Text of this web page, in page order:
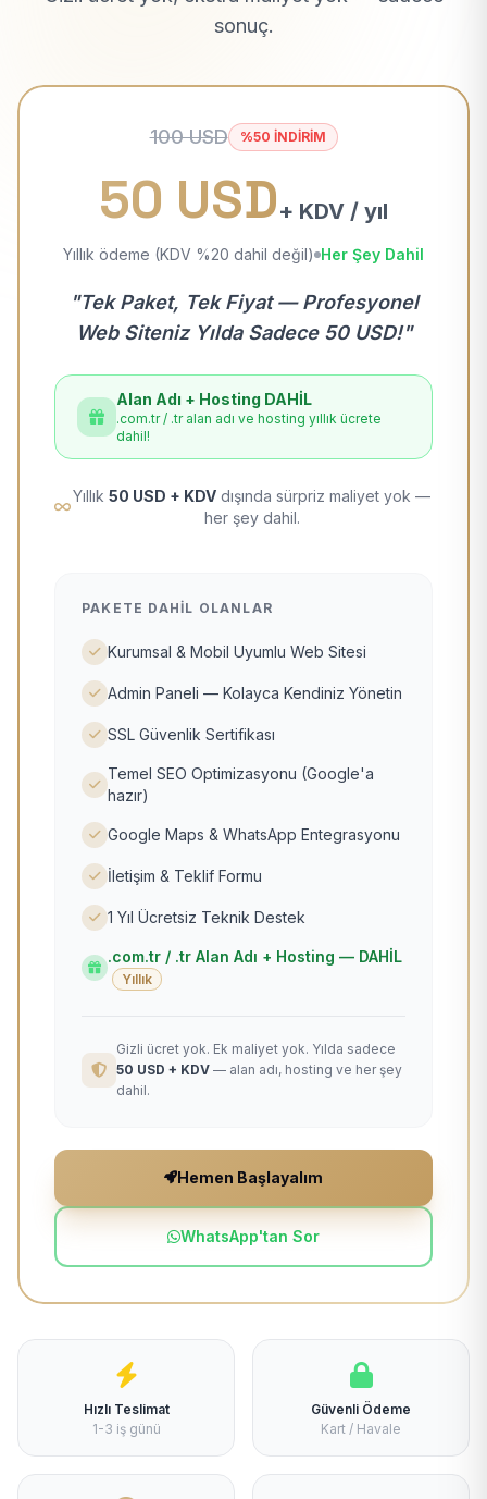
sonuç.
100 USD %50 İNDİRİM
50 USD+ KDV / yıl
Yıllık ödeme (KDV %20 dahil değil) Her Şey Dahil
"Tek Paket, Tek Fiyat — Profesyonel
Web Siteniz Yılda Sadece 50 USD!"
Alan Adı + Hosting DAHİL
.com.tr / .tr alan adı ve hosting yıllık ücrete
dahil!
Yıllık 50 USD + KDV dışında sürpriz maliyet yok —
her şey dahil.
PAKETE DAHIL OLANLAR
Kurumsal & Mobil Uyumlu Web Sitesi
Admin Paneli — Kolayca Kendiniz Yönetin
SSL Güvenlik Sertifikası
Temel SEO Optimizasyonu (Google'a
hazır)
Google Maps & WhatsApp Entegrasyonu
İletişim & Teklif Formu
1 Yıl Ücretsiz Teknik Destek
.com.tr / .tr Alan Adı + Hosting — DAHİL
Yıllık
Gizli ücret yok. Ek maliyet yok. Yılda sadece
50 USD + KDV — alan adı, hosting ve her şey
dahil.
Hemen Başlayalım
WhatsApp'tan Sor
Hızlı Teslimat
1-3 iş günü
Güvenli Ödeme
Kart / Havale